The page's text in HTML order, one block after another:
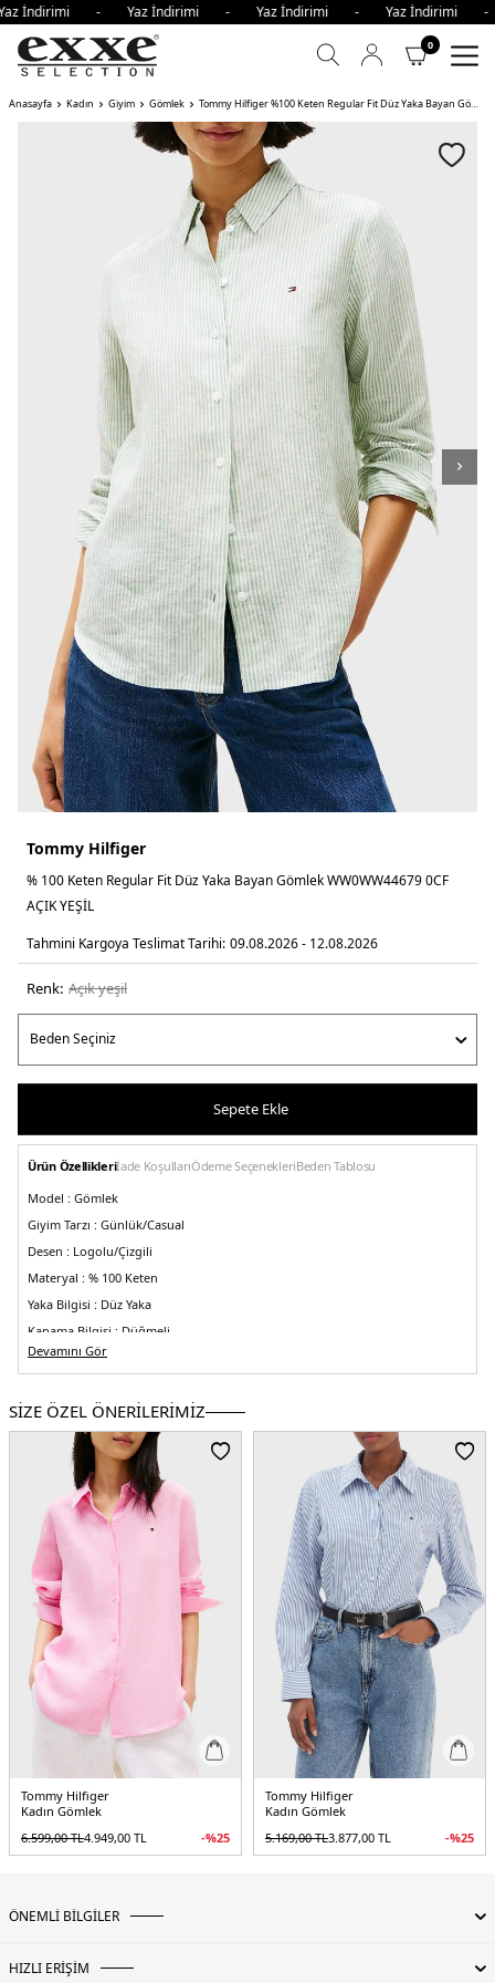
İndirimi - Yaz İndirimi - Yaz İndirimi - Yaz
0
Anasayfa Kadın Giyim Gömlek Tommy Hilfiger %100 Keten Regular Fit Düz Yaka Bayan Gömlek AÇIK
Tommy Hilfiger
% 100 Keten Regular Fit Düz Yaka Bayan Gömlek WW0WW44679 0CF
AÇIK YEŞİL
Tahmini Kargoya Teslimat Tarihi: 09.08.2026 - 12.08.2026
Renk: açik yeşi̇l
Sepete Ekle
Ürün Özellikleriİade KoşullarıÖdeme SeçenekleriBeden Tablosu
Model : Gömlek
Giyim Tarzı : Günlük/Casual
Desen : Logolu/Çizgili
Materyal : % 100 Keten
Yaka Bilgisi : Düz Yaka
Kapama Bilgisi : Düğmeli
Kol Bilgisi :Uzun Kol
Detay :-Düğmeli manşetler
Üretim Yeri :Hindistan
2DEWW0WW446790CF.140
Devamını Gör
SİZE ÖZEL ÖNERİLERİMİZ
Tommy Hilfiger
Kadın Gömlek
6.599,00TL4.949,00 TL -%25
Tommy Hilfiger
Kadın Gömlek
5.169,00TL3.877,00 TL -%25
ÖNEMLİ BİLGİLER
HIZLI ERİŞİM